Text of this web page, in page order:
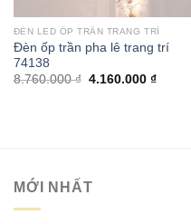
ĐÈN LED ỐP TRẦN TRANG TRÍ
Đèn ốp trần pha lê trang trí
74138
8.760.000₫ Giá
4.160.000 ₫Giá
MỚI NHẤT